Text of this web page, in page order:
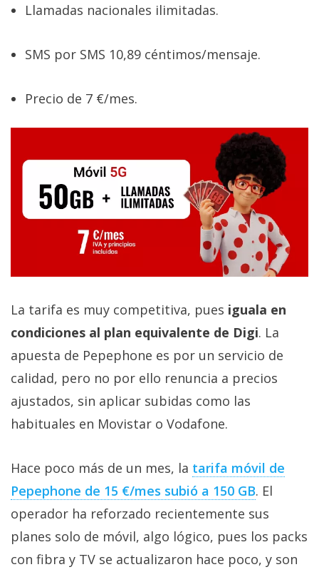
Llamadas nacionales ilimitadas.
SMS por SMS 10,89 céntimos/mensaje.
Precio de 7 €/mes.
La tarifa es muy competitiva, pues iguala en
condiciones al plan equivalente de Digi. La
apuesta de Pepephone es por un servicio de
calidad, pero no por ello renuncia a precios
ajustados, sin aplicar subidas como las
habituales en Movistar o Vodafone.
Hace poco más de un mes, la tarifa móvil de
Pepephone de 15 €/mes subió a 150 GB‎. El
operador ha reforzado recientemente sus
planes solo de móvil, algo lógico, pues los packs
con fibra y TV se actualizaron hace poco, y son